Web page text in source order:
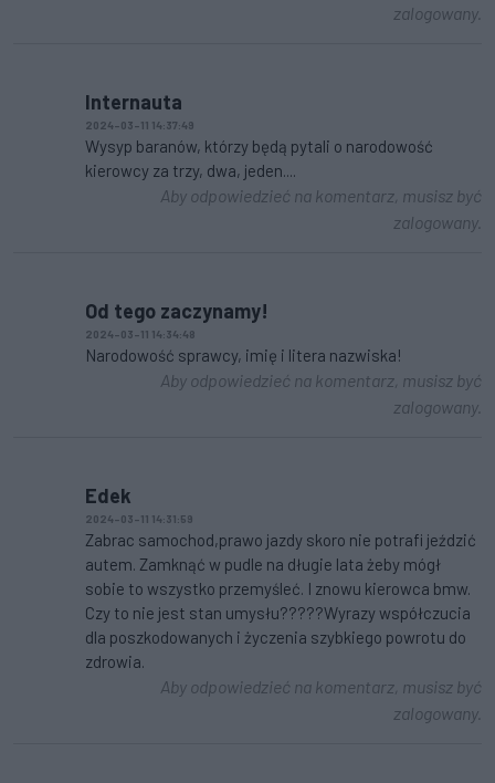
zalogowany.
Internauta
2024-03-11 14:37:49
Wysyp baranów, którzy będą pytali o narodowość
kierowcy za trzy, dwa, jeden....
Aby odpowiedzieć na komentarz, musisz być
zalogowany.
Od tego zaczynamy!
2024-03-11 14:34:48
Narodowość sprawcy, imię i litera nazwiska!
Aby odpowiedzieć na komentarz, musisz być
zalogowany.
Edek
2024-03-11 14:31:59
Zabrac samochod,prawo jazdy skoro nie potrafi jeździć
autem. Zamknąć w pudle na długie lata żeby mógł
sobie to wszystko przemyśleć. I znowu kierowca bmw.
Czy to nie jest stan umysłu?????Wyrazy współczucia
dla poszkodowanych i życzenia szybkiego powrotu do
zdrowia.
Aby odpowiedzieć na komentarz, musisz być
zalogowany.